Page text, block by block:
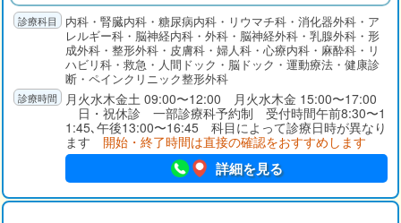
内科・腎臓内科・糖尿病内科・リウマチ科・消化器外科・ア
レルギー科・脳神経内科・外科・脳神経外科・乳腺外科・形
成外科・整形外科・皮膚科・婦人科・心療内科・麻酔科・リ
ハビリ科・救急・人間ドック・脳ドック・運動療法・健康診
断・ペインクリニック整形外科
月火水木金土 09:00〜12:00 月火水木金 15:00〜17:00
日・祝休診 一部診療科予約制 受付時間午前8:30〜1
1:45､午後13:00〜16:45 科目によって診療日時が異なり
ます 開始・終了時間は直接の確認をおすすめします
詳細を見る